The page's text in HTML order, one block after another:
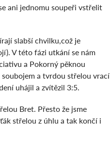
ani jednomu soupeři vstřelit
slabší chvilku,což je
V této fázi utkání se nám
a Pokorný pěknou
soubojem a tvrdou střelou vrací
uhájil a zvítězil 3:5.
Bret. Přesto že jsme
střelou z úhlu a tak končí i